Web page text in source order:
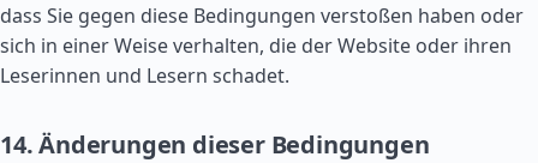
dass Sie gegen diese Bedingungen verstoßen haben oder
sich in einer Weise verhalten, die der Website oder ihren
Leserinnen und Lesern schadet.
14. Änderungen dieser Bedingungen